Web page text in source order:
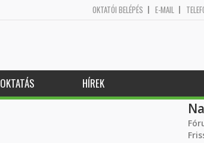
OKTATÓI BELÉPÉS E-MAIL
OKTATÁS HÍREK